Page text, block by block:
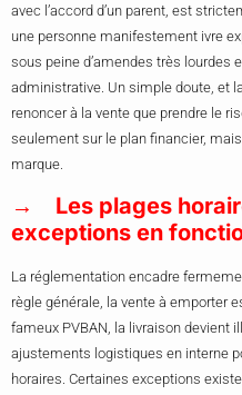
avec l’accord d’un parent, est
une personne manifestement ivre
sous peine d’amendes très lourdes
administrative. Un simple doute, et
renoncer à la vente que prendre le
seulement sur le plan financier,
marque.
Les plages
exceptions en
La réglementation encadre
règle générale, la vente à emporter
fameux PVBAN, la livraison devient
ajustements logistiques en interne
horaires. Certaines exceptions